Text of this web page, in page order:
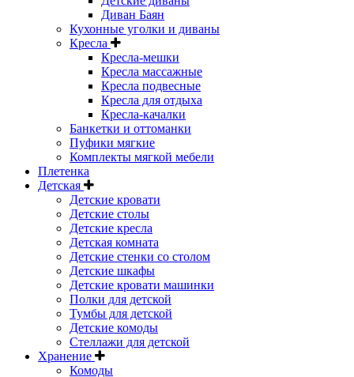
Диван Баян
Кухонные уголки и диваны
Кресла
Кресла-мешки
Кресла массажные
Кресла подвесные
Кресла для отдыха
Кресла-качалки
Банкетки и оттоманки
Пуфики мягкие
Комплекты мягкой мебели
Плетенка
Детская
Детские кровати
Детские столы
Детские кресла
Детская комната
Детские стенки со столом
Детские шкафы
Детские кровати машинки
Полки для детской
Тумбы для детской
Детские комоды
Стеллажи для детской
Хранение
Комоды